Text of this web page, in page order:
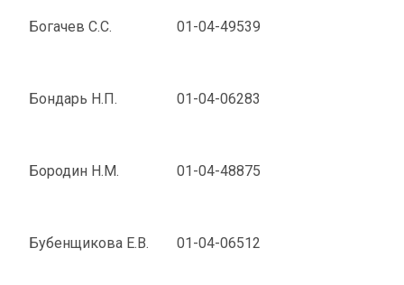
Богачев С.С. 01-04-49539
Бондарь Н.П. 01-04-06283
Бородин Н.М. 01-04-48875
Бубенщикова Е.В. 01-04-06512